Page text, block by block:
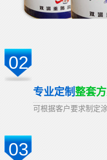
02
专业定制整套
可根据客户要求制定
03